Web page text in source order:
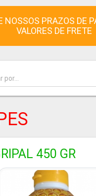
NOSSOS PRAZOS DE
VALORES DE FRETE
450 GR